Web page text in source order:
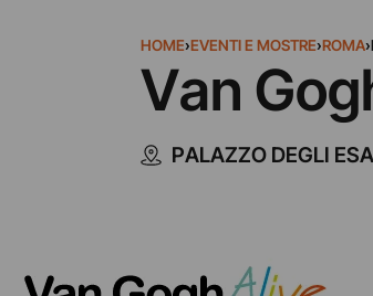
HOME›EVENTI E MOSTRE›ROMA›
Van
PALAZZO DEGLI